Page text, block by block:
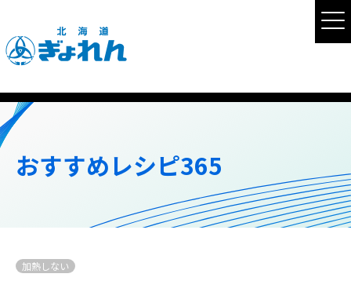
おすすめレシピ365
加熱しない